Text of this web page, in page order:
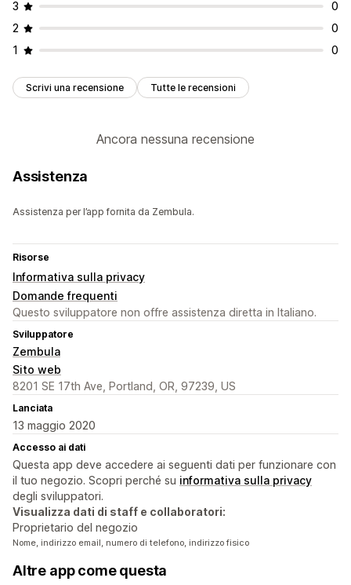
3
0
2
0
1
0
Scrivi una recensione Tutte le recensioni
Ancora nessuna recensione
Assistenza
Assistenza per l’app fornita da Zembula.
Risorse
Informativa sulla privacy
Domande frequenti
Questo sviluppatore non offre assistenza diretta in Italiano.
Sviluppatore
Zembula
Sito web
8201 SE 17th Ave, Portland, OR, 97239, US
Lanciata
13 maggio 2020
Accesso ai dati
Questa app deve accedere ai seguenti dati per funzionare con
il tuo negozio. Scopri perché su informativa sulla privacy
degli sviluppatori.
Visualizza dati di staff e collaboratori:
Proprietario del negozio
Nome, indirizzo email, numero di telefono, indirizzo fisico
Altre app come questa